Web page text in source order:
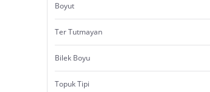
Boyut
Ter Tutmayan
Bilek Boyu
Topuk Tipi